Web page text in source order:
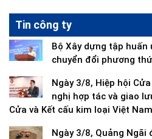
Tin công ty
Bộ Xây dựng tập
chuyển đổi phương
Ngày 3/8, Hiệp hội
nghị hợp tác và giao
Cửa và Kết cấu kim loại Việt
Ngày 3/8, Quảng Ngãi